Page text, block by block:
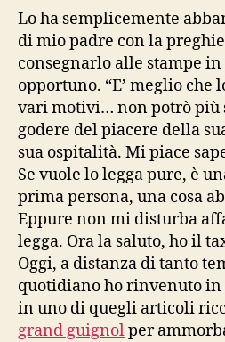
Lo ha semplicemente
di mio padre con la
consegnarlo alle stampe in
opportuno. “E’ meglio
vari motivi… non potrò più
godere del piacere della
sua ospitalità. Mi piace
Se vuole lo legga pure, è
prima persona, una cosa
Eppure non mi disturba
legga. Ora la saluto, ho il
Oggi, a distanza di tanto
quotidiano ho rinvenuto in
in uno di quegli articoli
grand guignolper